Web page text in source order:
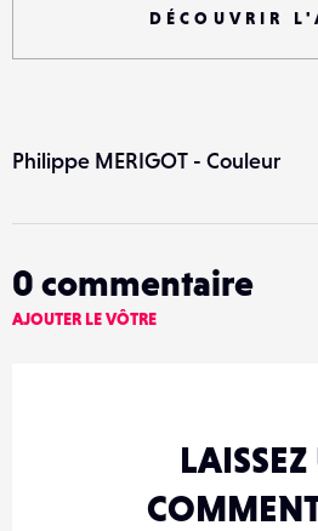
DÉCOUVRIR
Philippe MERIGOT - Couleur
0 commentaire
AJOUTER LE VÔTRE